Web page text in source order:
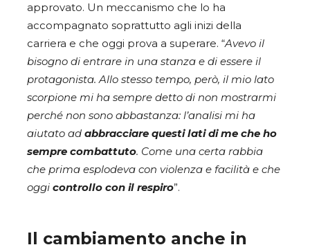
approvato. Un meccanismo che lo ha
accompagnato soprattutto agli inizi della
carriera e che oggi prova a superare. “Avevo il
bisogno di entrare in una stanza e di essere il
protagonista. Allo stesso tempo, però, il mio lato
scorpione mi ha sempre detto di non mostrarmi
perché non sono abbastanza: l’analisi mi ha
aiutato ad abbracciare questi lati di me che ho
sempre combattuto. Come una certa rabbia
che prima esplodeva con violenza e facilità e che
oggi controllo con il respiro”.
Il cambiamento anche in